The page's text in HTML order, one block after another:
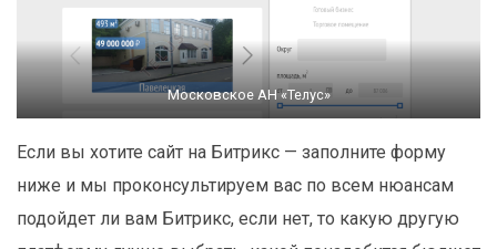
Московское АН «Телус»
Если вы хотите сайт на Битрикс — заполните форму
ниже и мы проконсультируем вас по всем нюансам
подойдет ли вам Битрикс, если нет, то какую другую